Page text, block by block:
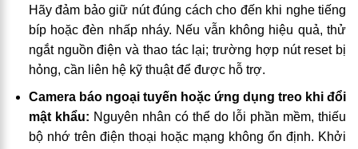
Hãy đảm bảo giữ nút đúng cách cho đến khi nghe tiếng
bíp hoặc đèn nhấp nháy. Nếu vẫn không hiệu quả, thử
ngắt nguồn điện và thao tác lại; trường hợp nút reset bị
hỏng, cần liên hệ kỹ thuật để được hỗ trợ.
Camera báo ngoại tuyến hoặc ứng dụng treo khi đổi
mật khẩu: Nguyên nhân có thể do lỗi phần mềm, thiếu
bộ nhớ trên điện thoại hoặc mạng không ổn định. Khởi